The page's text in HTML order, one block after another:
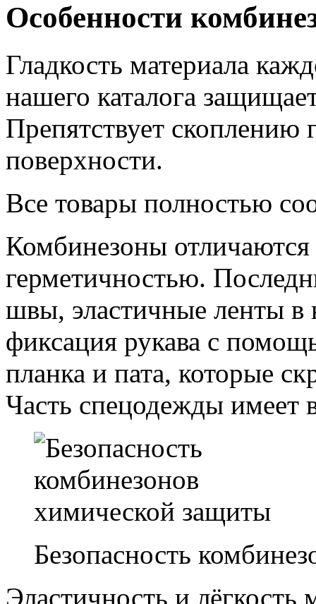
Особенности
Гладкость материала
нашего каталога
Препятствует скоплению
поверхности.
Все товары полностью
Комбинезоны
герметичностью.
швы, эластичные ленты в
фиксация рукава с
планка и пата, которые
Часть спецодежды имеет
Безопасность
Эластичность и лёгкость